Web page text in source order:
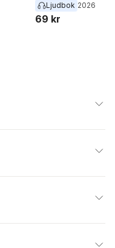
Ljudbok 2026
69 kr